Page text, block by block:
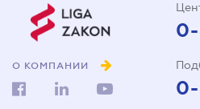
О КОМПАНИИ